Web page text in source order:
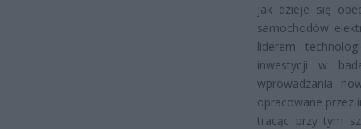
jak dzieje się
samochodów
liderem
inwestycji w
wprowadzania
opracowane przez
tracąc przy tym